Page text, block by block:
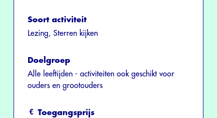
Soort activiteit
Lezing, Sterren kijken
Doelgroep
Alle leeftijden - activiteiten ook geschikt voor
ouders en grootouders
Toegangsprijs